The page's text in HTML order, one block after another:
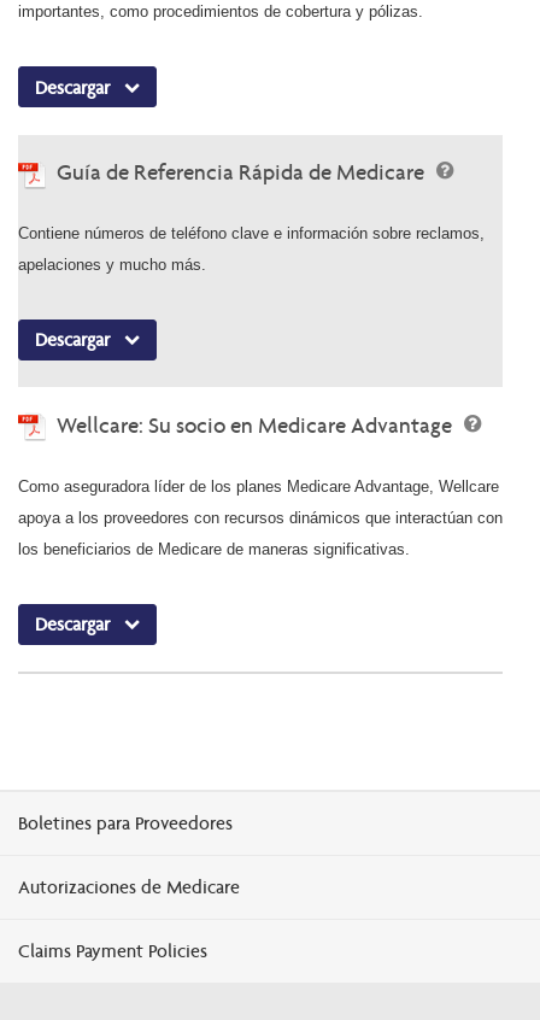
importantes, como procedimientos de cobertura y pólizas.
Descargar
Guía de Referencia Rápida de Medicare
Contiene números de teléfono clave e información sobre reclamos,
apelaciones y mucho más.
Descargar
Wellcare: Su socio en Medicare Advantage
Como aseguradora líder de los planes Medicare Advantage, Wellcare
apoya a los proveedores con recursos dinámicos que interactúan con
los beneficiarios de Medicare de maneras significativas.
Descargar
Boletines para Proveedores
Autorizaciones de Medicare
Claims Payment Policies